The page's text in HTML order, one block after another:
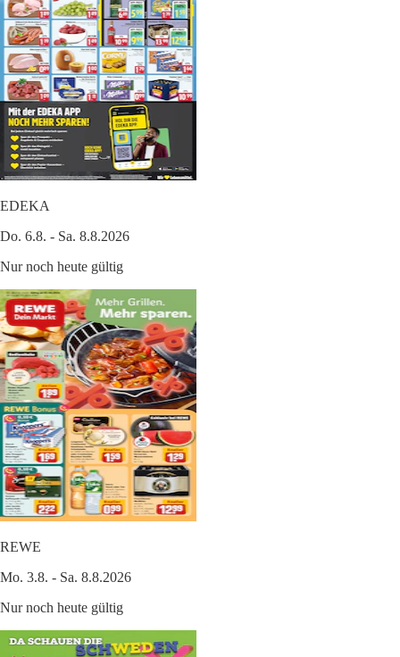
EDEKA
Do. 6.8. - Sa. 8.8.2026
Nur noch heute gültig
REWE
Mo. 3.8. - Sa. 8.8.2026
Nur noch heute gültig